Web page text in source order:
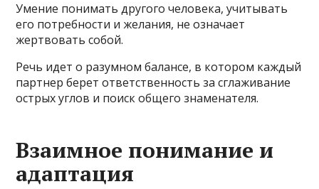
Умение понимать другого человека, учитывать
его потребности и желания, не означает
жертвовать собой.
Речь идет о разумном балансе, в котором каждый
партнер берет ответственность за сглаживание
острых углов и поиск общего знаменателя.
Взаимное понимание и
адаптация